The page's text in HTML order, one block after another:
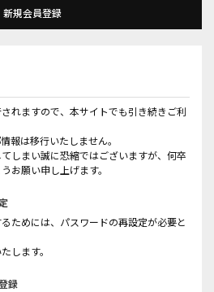
れますので、本サイトでも引き続きご利
報は移行いたしません。
しまい誠に恐縮ではございますが、何卒
お願い申し上げます。
ためには、パスワードの再設定が必要と
します。
録